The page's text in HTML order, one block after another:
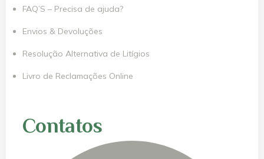
FAQ’S – Precisa de ajuda?
Envios & Devoluções
Resolução Alternativa de Litígios
Livro de Reclamações Online
Contatos